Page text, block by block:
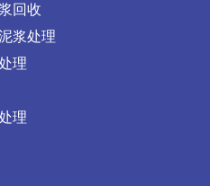
回收
浆处理
理
理